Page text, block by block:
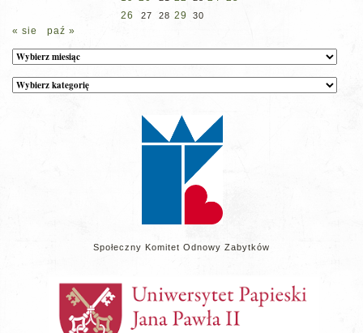
26
27 28 29 30
« sie paź »
Archiwum
Kategorie
wpisów
Społeczny Komitet Odnowy Zabytków